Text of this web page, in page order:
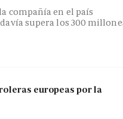
compañía en el país
supera los 300
europeas por la